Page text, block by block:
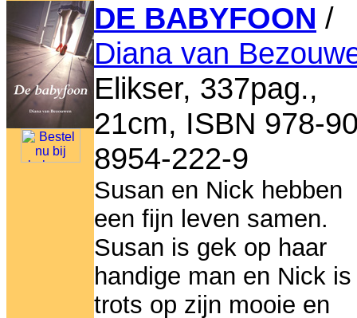
DE BABYFOON /
Diana van
Elikser, 337pag.,
21cm, ISBN 978-
8954-222-9
Susan en Nick hebben
een fijn leven samen.
Susan is gek op haar
handige man en Nick is
trots op zijn mooie en